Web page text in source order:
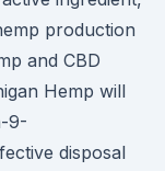
production
and CBD
Hemp will
9-
disposal